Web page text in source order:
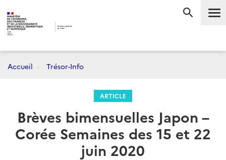
Accueil Trésor-Info
ARTICLE
Brèves bimensuelles Japon –
Corée Semaines des 15 et 22
juin 2020